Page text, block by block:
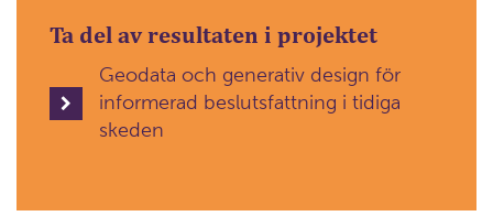
Ta del av resultaten i projektet
Geodata och generativ design för
informerad beslutsfattning i tidiga
skeden